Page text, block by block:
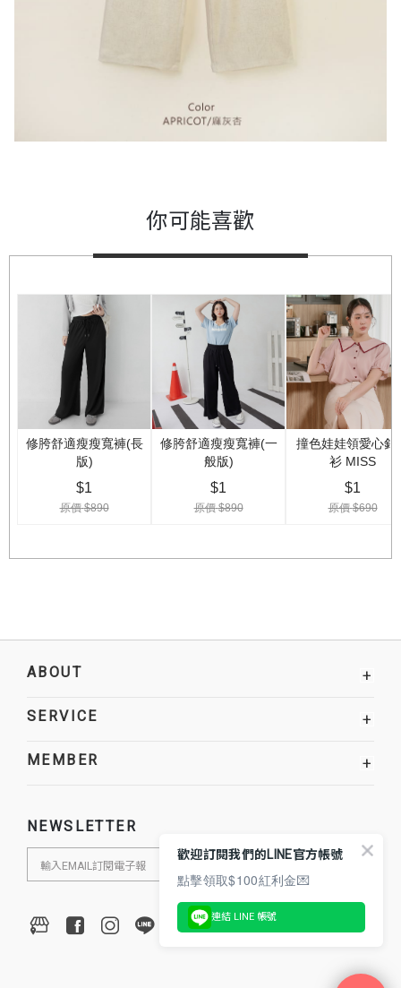
你可能喜歡
ABOUT +
SERVICE +
MEMBER +
NEWSLETTER
歡迎訂閱我們的LINE官方帳號
點擊領取$100紅利金💌
連結 LINE 帳號